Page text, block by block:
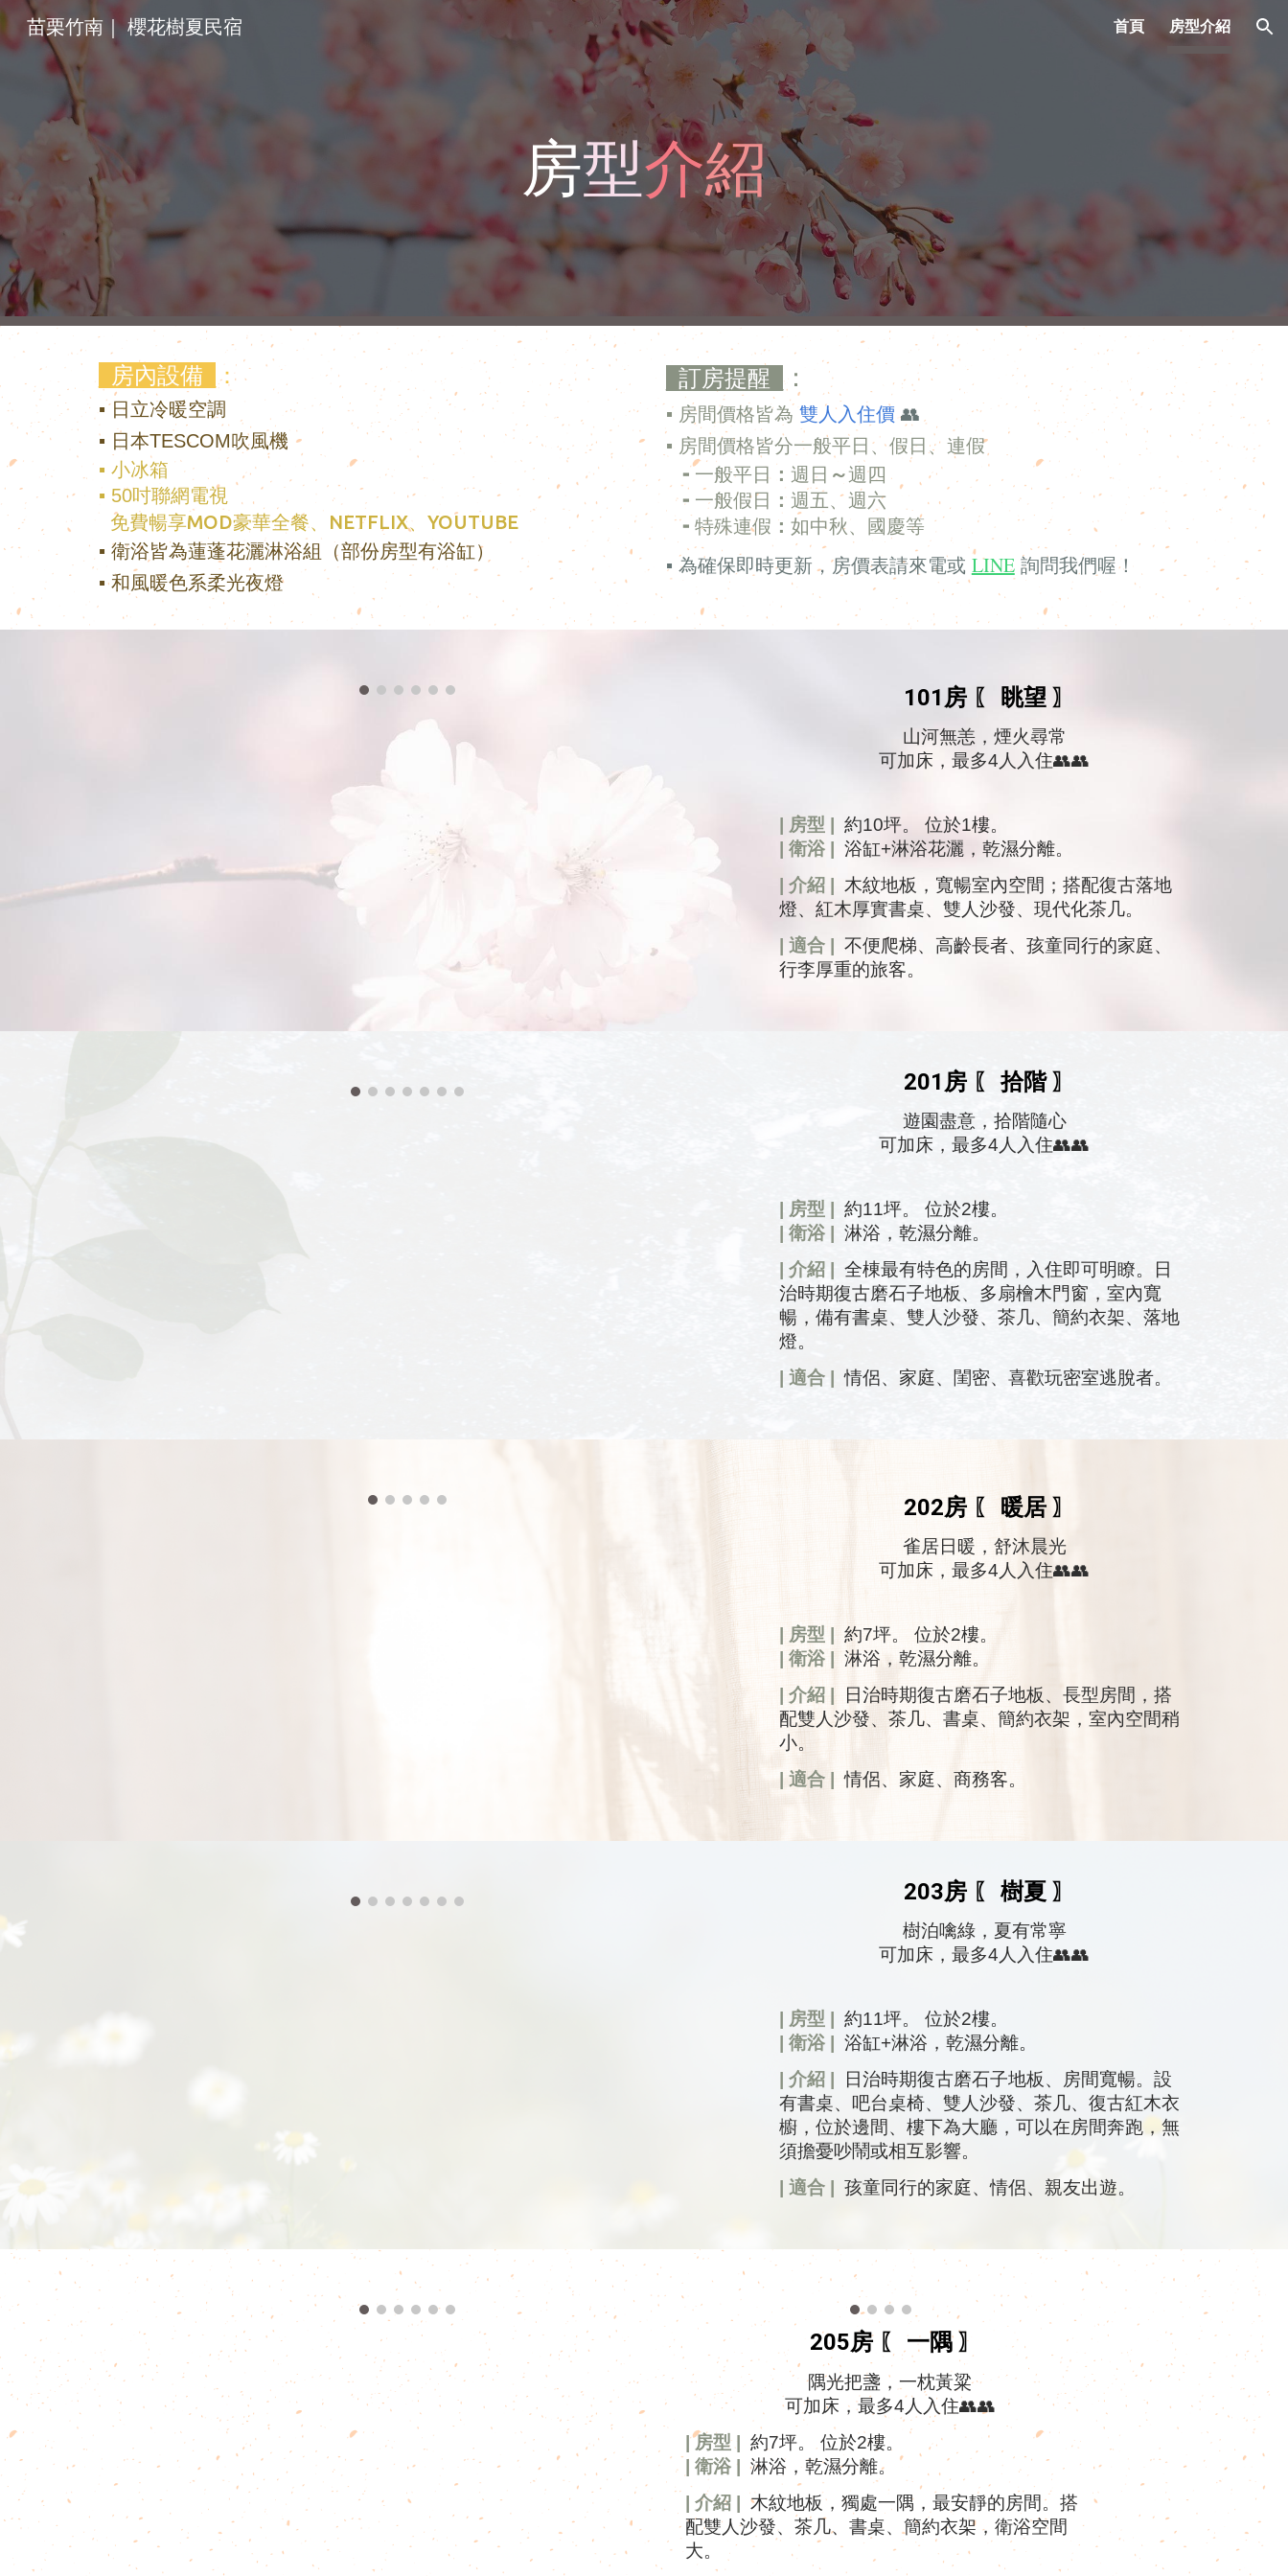
Skip to navigation
苗栗竹南｜ 櫻花樹夏民宿 首頁 房型介紹
房型介紹
房內設備 ：
▪ 日立冷暖空調
▪ 日本TESCOM吹風機
▪ 小冰箱
▪ 50吋聯網電視
免費暢享MOD豪華全餐、 NETFLIX、YOUTUBE
▪ 衛浴皆為蓮蓬花灑淋浴組（部份房型有浴缸）
▪ 和風暖色系柔光夜燈
訂房提醒 ：
▪ 房間價格皆為 雙人入住價 👥
▪ 房間價格皆分一般平日、假日、 連假
╸一般平日
： 週日 ～週四
╸一般假日
： 週五、週六
╸特殊連假 ： 如中秋、國慶等
▪ 為確保即時更新 ，房價表請來電或 LINE 詢問我們喔！
101房 〖 眺望 〗
山河無恙， 煙火尋常
可加床，最多4人入住👥👥
| 房型 |約10坪。 位於1樓。
| 衛浴 |浴缸+淋浴花灑，乾濕分離。
| 介紹 |
木紋地板，寬暢室內空間；搭配復古落地
燈、紅木厚實書桌、雙人沙發、現代化茶几。
| 適合 |
不便爬梯、高齡長者、孩童同行的家庭、
行李厚重的旅客。
201房 〖 拾階 〗
遊園盡意， 拾階隨心
可加床，最多4人入住👥👥
| 房型 | 約11坪。 位於2樓。
| 衛浴 | 淋浴，乾濕分離。
| 介紹 |
全棟最有特色的房間，入住即可明瞭。日
治時期復古磨石子地板、多扇檜木門窗，室內寬
暢，備有書桌、雙人沙發、茶几、簡約衣架、落地
燈。
| 適合 |
情侶、家庭、閨密、喜歡玩密室逃脫者。
202房 〖 暖居 〗
雀居日暖 ， 舒沐晨光
可加床，最多4人入住👥👥
| 房型 | 約7坪。 位於2樓。
| 衛浴 | 淋浴，乾濕分離。
| 介紹 |
日治時期復古磨石子地板、長型房間，搭
配雙人沙發、茶几、書桌、簡約衣架，室內空間稍
小。
| 適合 |
情侶、家庭、商務客。
203房 〖 樹夏 〗
樹泊噙綠，夏有常寧
可加床，最多4人入住👥👥
| 房型 | 約11坪。 位於2樓。
| 衛浴 | 浴缸+淋浴，乾濕分離。
| 介紹 |
日治時期復古磨石子地板、房間寬暢。設
有書桌、吧台桌椅、雙人沙發、茶几、復古紅木衣
櫥，位於邊間、樓下為大廳，可以在房間奔跑，無
須擔憂吵鬧或相互影響。
| 適合 |
孩童同行的家庭、情侶、親友出遊。
205房 〖 一隅 〗
隅光把盞 ，一枕黃粱
可加床，最多4人入住👥👥
| 房型 |
約7坪。 位於2樓。
| 衛浴 |
淋浴，乾濕分離。
| 介紹 |
木紋地板，獨處一隅，最安靜的房間。搭
配雙人沙發、茶几、書桌、簡約衣架，衛浴空間
大。